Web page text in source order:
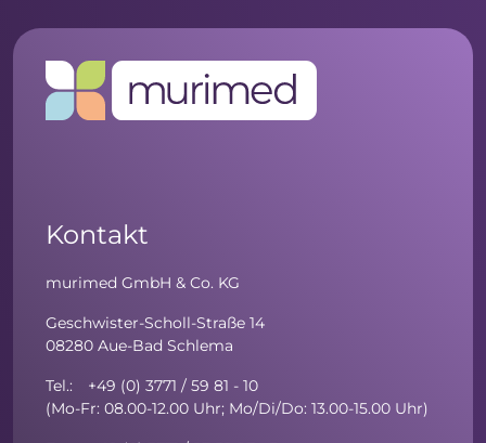
Kontakt
murimed GmbH & Co. KG
Geschwister-Scholl-Straße 14
08280 Aue-Bad Schlema
Tel.: +49 (0) 3771 / 59 81 - 10
(Mo-Fr: 08.00-12.00 Uhr; Mo/Di/Do: 13.00-15.00 Uhr)